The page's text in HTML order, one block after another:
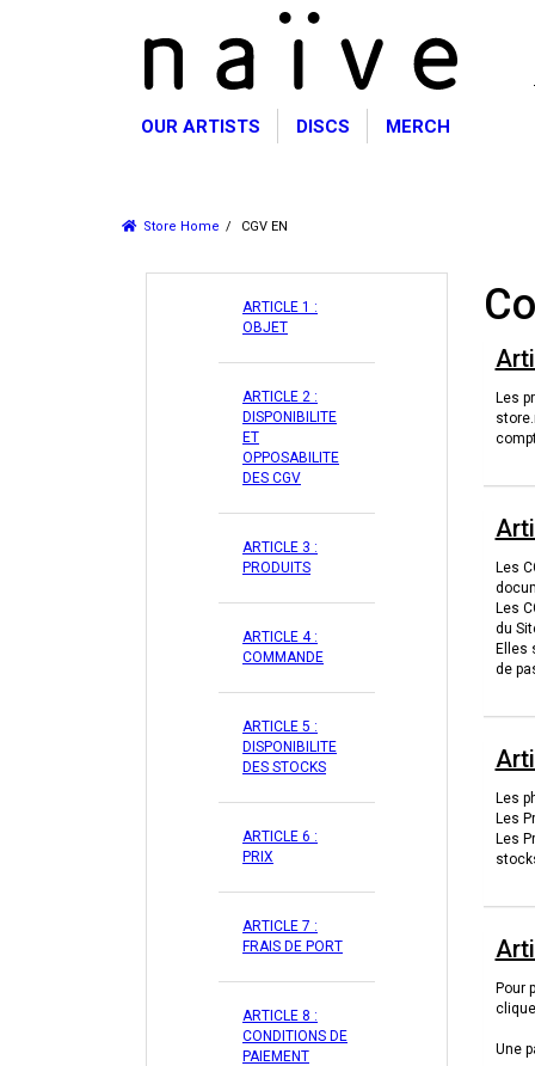
OUR ARTISTS DISCS MERCH
Store Home CGV EN
ARTICLE 1 :
OBJET
ARTICLE 2 :
DISPONIBILITE
ET
OPPOSABILITE
DES CGV
ARTICLE 3 :
PRODUITS
ARTICLE 4 :
COMMANDE
ARTICLE 5 :
DISPONIBILITE
DES STOCKS
ARTICLE 6 :
PRIX
ARTICLE 7 :
FRAIS DE PORT
ARTICLE 8 :
CONDITIONS DE
PAIEMENT
Les
Les
Les
du
Elles
de
Les
Les
Les
Pour
Une